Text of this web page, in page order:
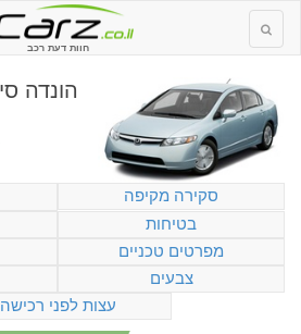
חוות דעת רכב
סקירה מקיפה
בטיחות
מפרטים טכניים
צבעים
עצות לפני רכישה